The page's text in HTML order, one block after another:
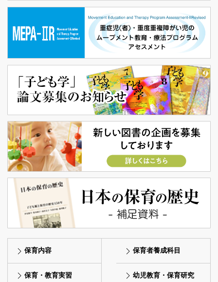
保育内容 保育者養成科目
保育・教育実習 幼児教育・保育研究